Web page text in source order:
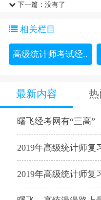
下一篇：没有了
相关栏目
高级统计师考试经..
最新内容
曙飞经考网有“三高”
2019年高级统计师复
2019年高级统计师复